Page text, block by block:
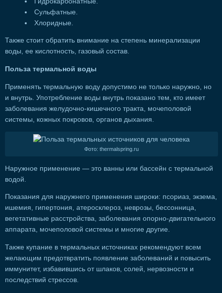
Сульфатные.
Хлоридные.
Также стоит обратить внимание на степень минерализации
воды, ее кислотность, газовый состав.
Польза термальной воды
Применять термальную воду допустимо не только наружно, но
и внутрь. Употребление воды внутрь показано тем, кто имеет
заболевания желудочно-кишечного тракта, мочеполовой
системы, кожных покровов, органов дыхания.
Фото: thermalspring.ru
Наружное применение — это ванны или бассейн с термальной
водой.
Показания для наружнего применения широки: псориаз, экзема,
ишемия, гипертония, атеросклероз, неврозы, бессонница,
вегетативные расстройства, заболевания опорно-двигательного
аппарата, мочеполовой системы и многие другие.
Также купание в термальных источниках рекомендуют всем
желающим предотвратить появление заболеваний и повысить
иммунитет, избавившись от шлаков, солей, нервозности и
последствий стрессов.